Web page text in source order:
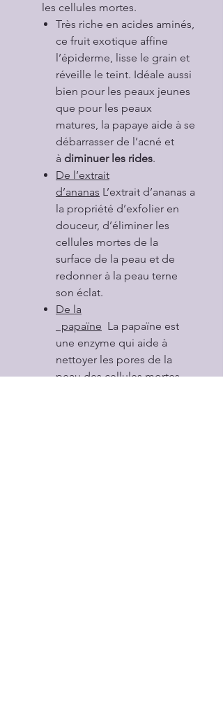
les cellules mortes.
Très riche en acides aminés,
ce fruit exotique affine
l’épiderme, lisse le grain et
réveille le teint. Idéale aussi
bien pour les peaux jeunes
que pour les peaux
matures, la papaye aide à se
débarrasser de l’acné et
à diminuer les rides.
De l’extrait
d’ananas L’extrait d’ananas a
la propriété d’exfolier en
douceur, d’éliminer les
cellules mortes de la
surface de la peau et de
redonner à la peau terne
son éclat.
De la
papaïne La papaïne est
une enzyme qui aide à
nettoyer les pores de la
peau des cellules mortes